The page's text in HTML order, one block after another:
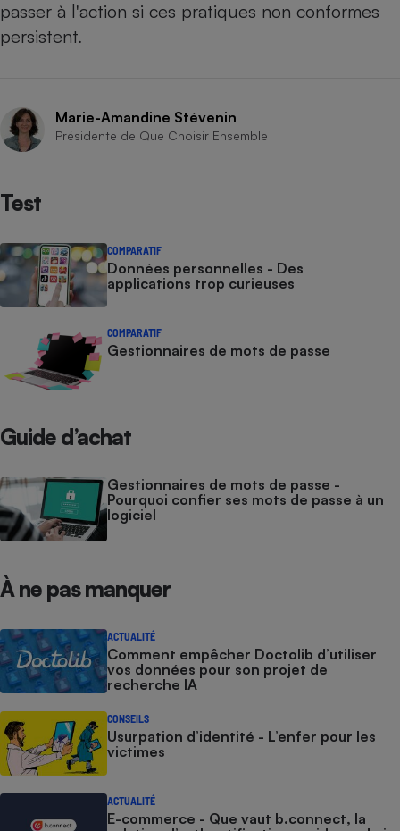
passer à l'action si ces pratiques non conformes
persistent.
Marie-Amandine Stévenin
Présidente de Que Choisir Ensemble
Test
COMPARATIF
Données personnelles - Des
applications trop curieuses
COMPARATIF
Gestionnaires de mots de passe
Guide d’achat
Gestionnaires de mots de passe -
Pourquoi confier ses mots de passe à un
logiciel
À ne pas manquer
ACTUALITÉ
Comment empêcher Doctolib d’utiliser
vos données pour son projet de
recherche IA
CONSEILS
Usurpation d’identité - L’enfer pour les
victimes
ACTUALITÉ
E-commerce - Que vaut b.connect, la